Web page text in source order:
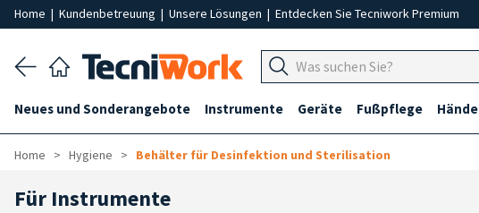
Home | Kundenbetreuung | Unsere Lösungen | Entdecken Sie Tecniwork Premium
Neues und Sonderangebote Instrumente Geräte Fußpflege Hände
Home Hygiene Behälter für Desinfektion und Sterilisation
Für Instrumente